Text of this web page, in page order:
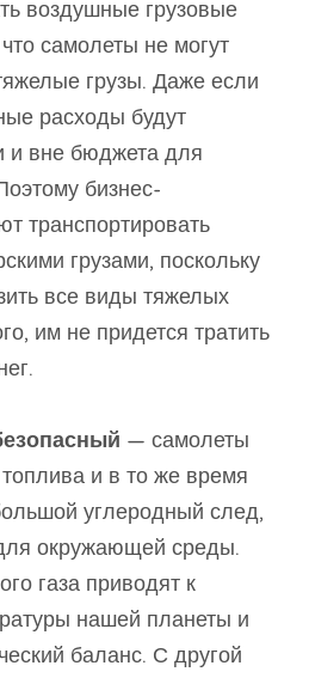
воздушные грузовые
самолеты не могут
грузы. Даже если
расходы будут
и вне бюджета для
бизнес-
транспортировать
грузами, поскольку
все виды тяжелых
им не придется тратить
— самолеты
и в то же время
углеродный след,
окружающей среды.
газа приводят к
нашей планеты и
баланс. С другой